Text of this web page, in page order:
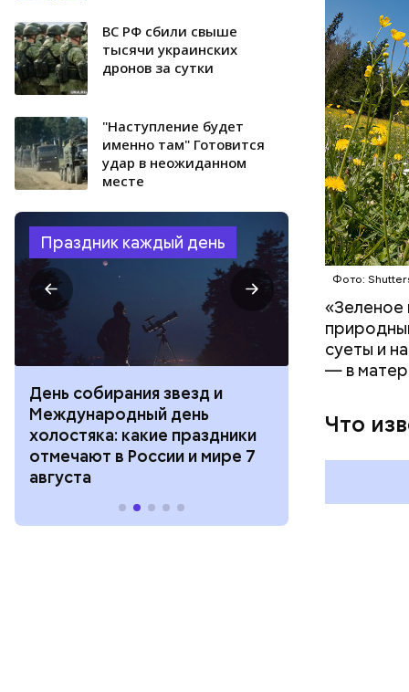
ВС РФ сбили свыше
тысячи украинских
дронов за сутки
"Наступление будет
именно там" Готовится
удар в неожиданном
месте
Праздник каждый день
День собирания звезд и
Международный день
холостяка: какие праздники
отмечают в России и мире 7
августа
и
праздники
Фото:
«Зеленое
суеты и
— в
Что